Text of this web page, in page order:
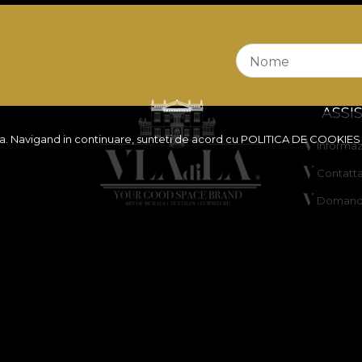
Navigand in continuare, sunteti de acord cu POLITICA DE COOKIES
Nome